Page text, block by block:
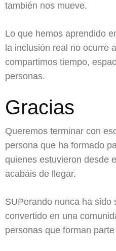
también nos mueve.
Lo que hemos aprendido
la inclusión real no ocurre
compartimos tiempo,
personas.
Gracias
Queremos terminar con
persona que ha formado
quienes estuvieron desde
acabáis de llegar.
SUPerando nunca ha sido
convertido en una
personas que forman